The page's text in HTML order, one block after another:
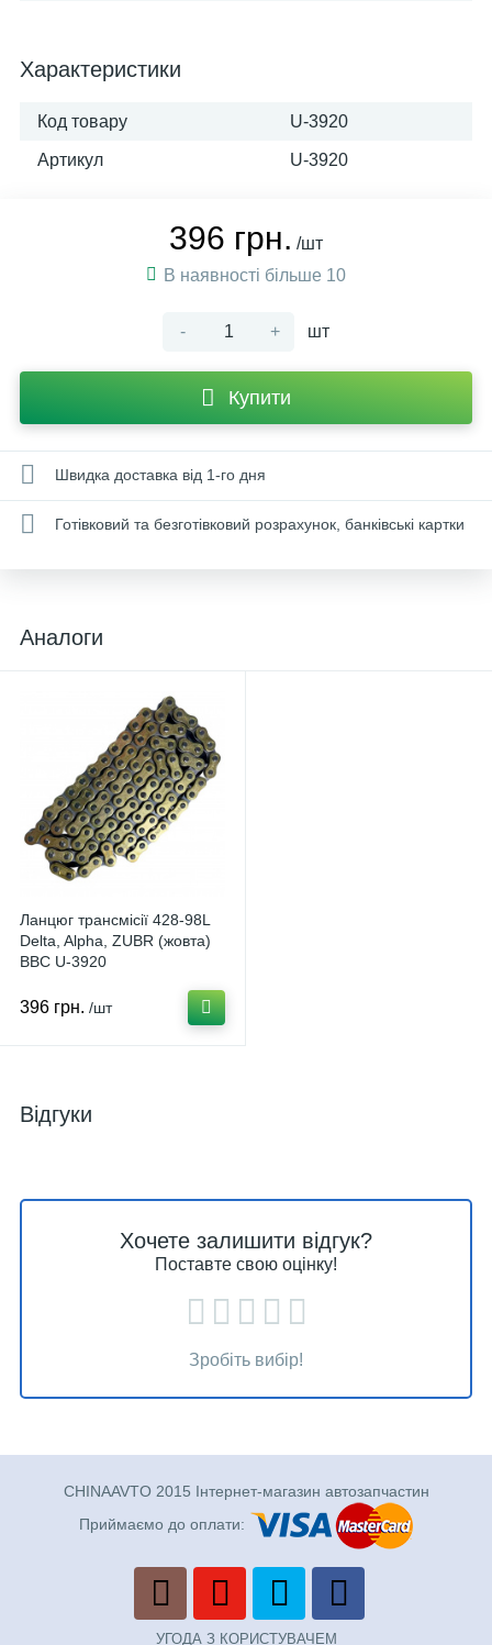
Характеристики
Код товару U-3920
Артикул U-3920
396 грн. /шт
В наявності більше 10
- + шт
Купити
Швидка доставка від 1-го дня
Готівковий та безготівковий розрахунок, банківські картки
Аналоги
Ланцюг трансмісії 428-98L
Delta, Alpha, ZUBR (жовта)
BBC U-3920
396 грн. /шт
Відгуки
Хочете залишити відгук?
Поставте свою оцінку!
Зробіть вибір!
CHINAAVTO 2015 Інтернет-магазин автозапчастин
Приймаємо до оплати:
УГОДА З КОРИСТУВАЧЕМ